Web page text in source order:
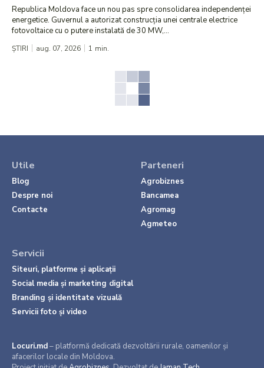
Republica Moldova face un nou pas spre consolidarea independenței
energetice. Guvernul a autorizat construcția unei centrale electrice
fotovoltaice cu o putere instalată de 30 MW,...
ȘTIRI aug. 07, 2026 1 min.
Utile
Blog
Despre noi
Contacte
Parteneri
Agrobiznes
Bancamea
Agromag
Agmeteo
Servicii
Siteuri, platforme și aplicații
Social media și marketing digital
Branding și identitate vizuală
Servicii foto și video
Locuri.md– platformă dedicată dezvoltării rurale, oamenilor și
afacerilor locale din Moldova.